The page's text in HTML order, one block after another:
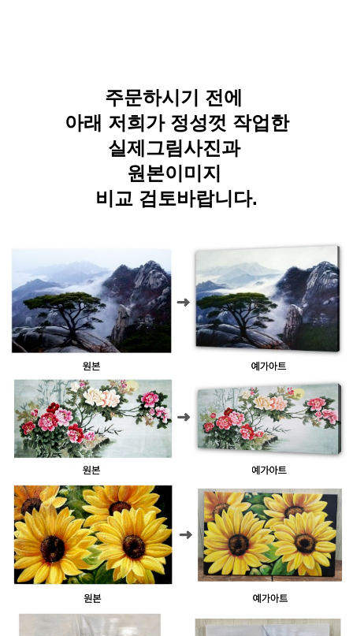
주문하시기 전에
아래 저희가 정성껏 작업한
실제그림사진과
원본이미지
비교 검토바랍니다.